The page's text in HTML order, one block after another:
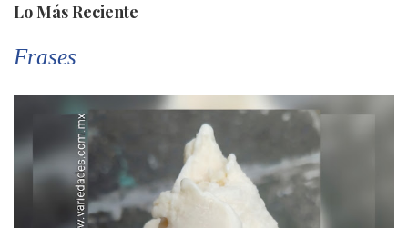
Lo Más Reciente
Frases